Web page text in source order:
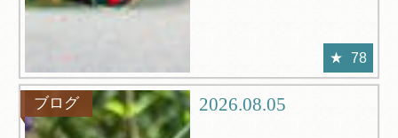
78
ブログ 2026.08.05